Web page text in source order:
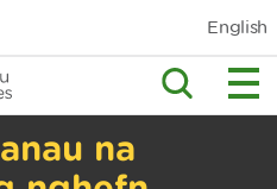
English
na